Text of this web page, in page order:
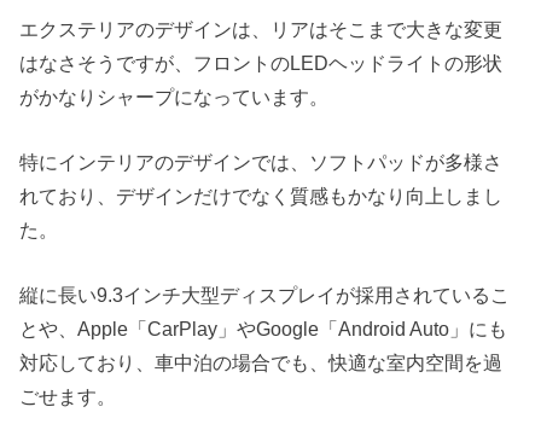
エクステリアのデザインは、
リアはそこまで大きな変更
はなさそうですが、 フロントのLEDヘッドライトの形状
がかなりシャープになっています。
特にインテリアのデザインでは、ソフトパッドが多様さ
れており、 デザインだけでなく質感もかなり向上しまし
た。
縦に長い9.3インチ大型ディスプレイが採用されているこ
とや、Apple「CarPlay」やGoogle「Android Auto」にも
対応しており、車中泊の場合でも、快適な室内空間を過
ごせます。